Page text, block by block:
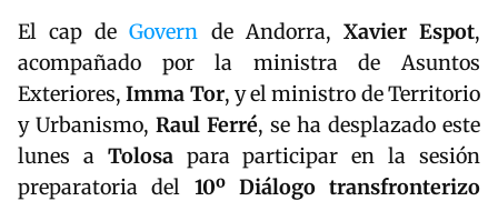
El cap deGovern de Andorra, Xavier Espot,
acompañado por la ministra de Asuntos
Exteriores,Imma Tor, y el ministro de Territorio
y Urbanismo, Raul Ferré, se ha desplazado este
lunes a Tolosapara participar en la sesión
preparatoria del 10º Diálogo transfronterizo